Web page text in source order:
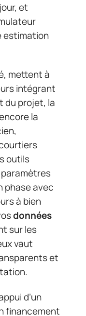
et
estimation
mettent à
intégrant
du projet, la
la
outils
phase avec
à bien
données
sur les
vaut
et
d’un
financement